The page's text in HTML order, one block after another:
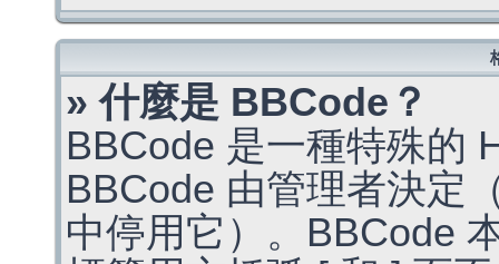
» 什麼是 BBCode？
BBCode 是一種特殊的
BBCode 由管理者決定
中停用它）。BBCode